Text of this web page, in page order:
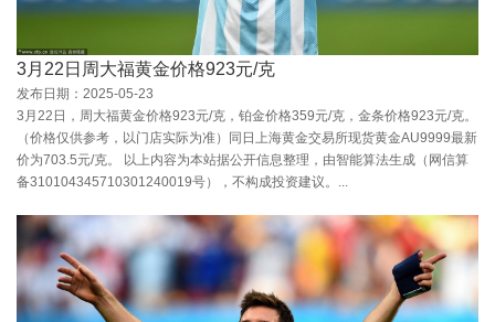
3月22日周大福黄金价格923元/克
发布日期：2025-05-23
3月22日，周大福黄金价格923元/克，铂金价格359元/克，金条价格923元/克。
（价格仅供参考，以门店实际为准）同日上海黄金交易所现货黄金AU9999最新
价为703.5元/克。 以上内容为本站据公开信息整理，由智能算法生成（网信算
备310104345710301240019号），不构成投资建议。...